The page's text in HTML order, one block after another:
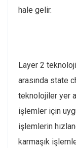
hale gelir.
Layer 2
arasında state
teknolojiler yer
işlemler için
işlemlerin
karmaşık